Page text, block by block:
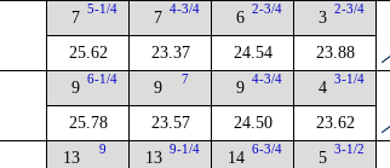
7 5-1/4
25.62
7 4-3/4
23.37
6 2-3/4
24.54
3 2-3/4
23.88
9 6-1/4
25.78
9 7
23.57
9 4-3/4
24.50
4 3-1/4
23.62
13 9 13 9-1/4 14 6-3/4 5 3-1/2